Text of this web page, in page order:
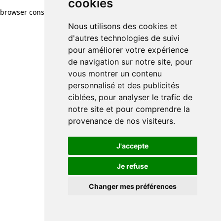
cookies
Nous utilisons des cookies et
d'autres technologies de suivi
pour améliorer votre expérience
de navigation sur notre site, pour
vous montrer un contenu
personnalisé et des publicités
ciblées, pour analyser le trafic de
notre site et pour comprendre la
provenance de nos visiteurs.
J'accepte
Je refuse
Changer mes préférences
browser console for more information)